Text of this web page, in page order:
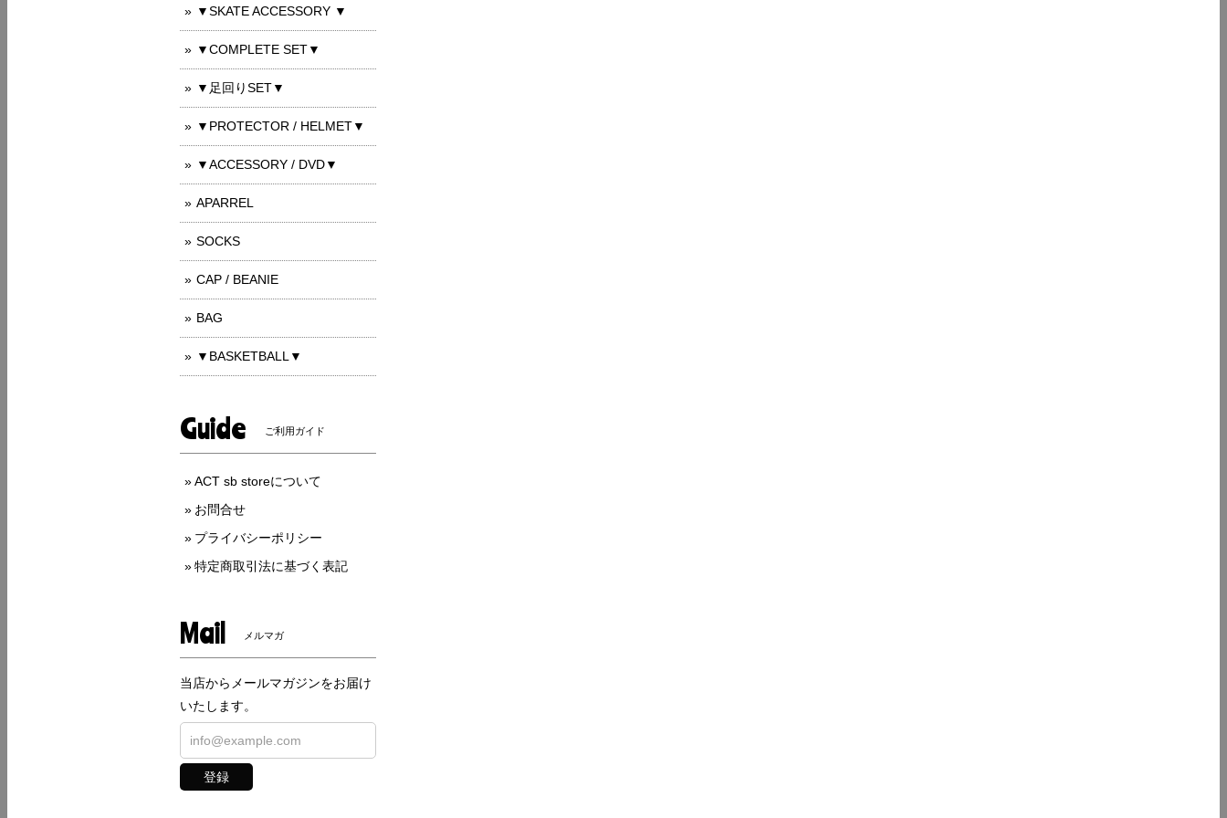
▼SKATE ACCESSORY ▼
▼COMPLETE SET▼
▼足回りSET▼
▼PROTECTOR / HELMET▼
▼ACCESSORY / DVD▼
APARREL
SOCKS
CAP / BEANIE
BAG
▼BASKETBALL▼
Guide ご利用ガイド
ACT sb storeについて
お問合せ
プライバシーポリシー
特定商取引法に基づく表記
Mail メルマガ
当店からメールマガジンをお届け
いたします。
登録